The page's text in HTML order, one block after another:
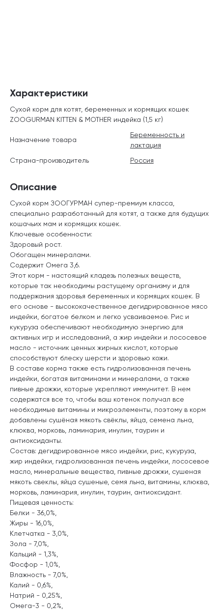
Описание
Сухой корм ЗООГУРМАН супер-премиум класса,
специально разработанный для котят, а также для будущих
кошачьих мам и кормящих кошек.
Ключевые особенности:
Здоровый рост.
Обогащен минералами.
Содержит Омега 3,6.
Этот корм - настоящий кладезь полезных веществ,
которые так необходимы растущему организму и для
поддержания здоровья беременных и кормящих кошек. В
его основе - высококачественное дегидрированное мясо
индейки, богатое белком и легко усваиваемое. Рис и
кукуруза обеспечивают необходимую энергию для
активных игр и исследований, а жир индейки и лососевое
масло - источник ценных жирных кислот, которые
способствуют блеску шерсти и здоровью кожи.
В составе корма также есть гидролизованная печень
индейки, богатая витаминами и минералами, а также
пивные дрожжи, которые укрепляют иммунитет. В нем
содержатся все то, чтобы ваш котенок получал все
необходимые витамины и микроэлементы, поэтому в корм
добавлены сушёная мякоть свёклы, яйца, семена льна,
клюква, морковь, ламинария, инулин, таурин и
антиоксиданты.
Состав: дегидрированное мясо индейки, рис, кукуруза,
жир индейки, гидролизованная печень индейки, лососевое
масло, минеральные вещества, пивные дрожжи, сушеная
мякоть свеклы, яйца сушеные, семя льна, витамины, клюква,
морковь, ламинария, инулин, таурин, антиоксидант.
Пищевая ценность:
Белки - 36,0%,
Жиры - 16,0%,
Клетчатка - 3,0%,
Зола - 7,0%,
Кальций - 1,3%,
Фосфор - 1,0%,
Влажность - 7,0%,
Калий - 0,6%,
Натрий - 0,25%,
Омега-3 - 0,2%,
Характеристики
Сухой корм для котят, беременных и кормящих кошек
ZOOGURMAN KITTEN & MOTHER индейка (1,5 кг)
Назначение товара
Беременность и
лактация
Страна-производитель
Россия